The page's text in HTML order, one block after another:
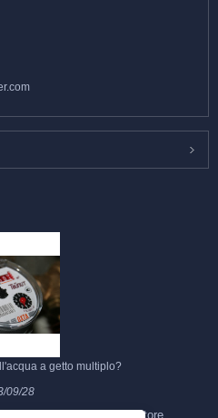
a getto multiplo?
09/28
multiplo è un tipo di contatore